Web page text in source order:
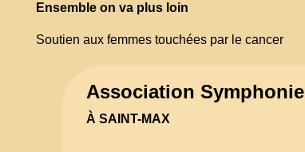
Ensemble on va plus loin
Soutien aux femmes touchées par le cancer
Association Symphonie
À SAINT-MAX